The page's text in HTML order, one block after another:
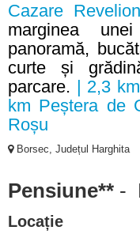
Cazare
marginea
panoramă,
curte și
parcare. | 2,3
km Peștera de
Roșu
Borsec, Județul Harghita
Pensiune** -
Locație